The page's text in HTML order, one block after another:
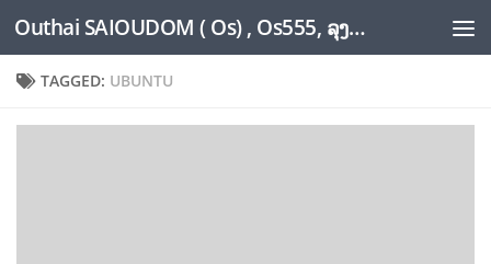
Skip to content Outhai SAIOUDOM ( Os) , Os555, ລຸງໂອ້ດ, LoungOs, UngleOs, XW1OS Official Website...
TAGGED: UBUNTU